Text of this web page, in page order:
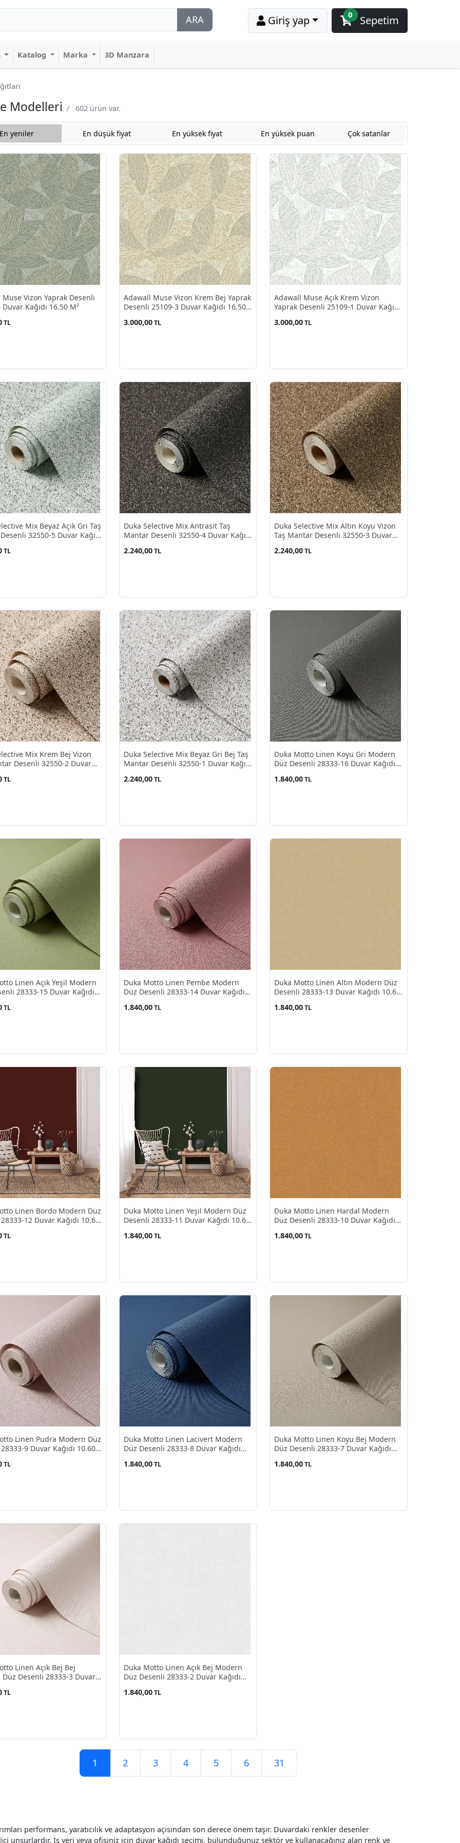
ARA Giriş yap Sepetim
0
Katalog Marka 3D Manzara
Modelleri / 602 ürün var.
En yeniler En düşük fiyat En yüksek fiyat En yüksek puan Çok satanlar
Vizon Yaprak Desenli
Kağıdı 16.50 M²
TL
Adawall Muse Vizon Krem Bej Yaprak
Desenli 25109-3 Duvar Kağıdı 16.50
3.000,00TL
Adawall Muse Açık Krem Vizon
Yaprak Desenli 25109-1 Duvar Kağıdı
3.000,00TL
Mix Beyaz Açık Gri Taş
32550-5 Duvar Kağıdı
TL
Duka Selective Mix Antrasit Taş
Mantar Desenli 32550-4 Duvar Kağıdı
2.240,00TL
Duka Selective Mix Altın Koyu Vizon
Taş Mantar Desenli 32550-3 Duvar
2.240,00TL
Mix Krem Bej Vizon
Desenli 32550-2 Duvar
TL
Duka Selective Mix Beyaz Gri Bej Taş
Mantar Desenli 32550-1 Duvar Kağıdı
2.240,00TL
Duka Motto Linen Koyu Gri Modern
Düz Desenli 28333-16 Duvar Kağıdı
1.840,00TL
Linen Açık Yeşil Modern
28333-15 Duvar Kağıdı
TL
Duka Motto Linen Pembe Modern
Düz Desenli 28333-14 Duvar Kağıdı
1.840,00TL
Duka Motto Linen Altın Modern Düz
Desenli 28333-13 Duvar Kağıdı 10.60
1.840,00TL
Linen Bordo Modern Düz
12 Duvar Kağıdı 10.60
TL
Duka Motto Linen Yeşil Modern Düz
Desenli 28333-11 Duvar Kağıdı 10.60
1.840,00TL
Duka Motto Linen Hardal Modern
Düz Desenli 28333-10 Duvar Kağıdı
1.840,00TL
Linen Pudra Modern Düz
9 Duvar Kağıdı 10.60
TL
Duka Motto Linen Lacivert Modern
Düz Desenli 28333-8 Duvar Kağıdı
1.840,00TL
Duka Motto Linen Koyu Bej Modern
Düz Desenli 28333-7 Duvar Kağıdı
1.840,00TL
Linen Açık Bej Bej
Desenli 28333-3 Duvar
TL
Duka Motto Linen Açık Bej Modern
Düz Desenli 28333-2 Duvar Kağıdı
1.840,00TL
1 2 3 4 5 6 31
performans, yaratıcılık ve adaptasyon açısından son derece önem taşır. Duvardaki renkler desenler
unsurlardır. İş yeri veya ofisiniz için duvar kağıdı seçimi, bulunduğunuz sektör ve kullanacağınız alan renk ve